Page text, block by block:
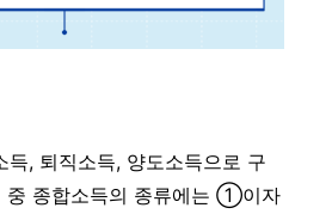
득, 퇴직소득, 양도소득으로 구
중 종합소득의 종류에는 ①이자